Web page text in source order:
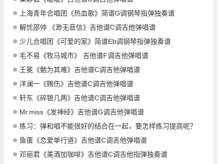
上海青年合唱团《热血歌》简谱G调钢琴指弹独奏谱
解忧邵帅 《渺无音信》吉他谱C调吉他弹唱谱
少儿合唱团《可爱的家》简谱Eb调钢琴指弹独奏谱
毛不易《牧马城市》 吉他谱F调吉他弹唱谱
王冕《勉为其难》吉他谱C调吉他弹唱谱
洋澜一《赐伤》吉他谱C调吉他弹唱谱
轩东《碎银几两》吉他谱C调吉他弹唱谱
Mr.miss《发神经》吉他谱G调吉他弹唱谱
练习：弹和唱不能很好的结合在一起，要怎样练习提高呢？
鱼蛋《恋爱单行道》吉他谱C调吉他弹唱谱
邓丽君《美酒加咖啡》吉他谱C调吉他指弹独奏谱